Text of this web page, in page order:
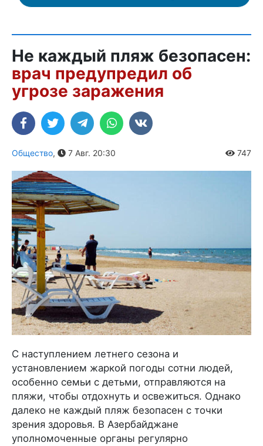
Не каждый пляж безопасен:
врач предупредил об
угрозе заражения
Общество, 7 Авг. 20:30 747
С наступлением летнего сезона и
установлением жаркой погоды сотни людей,
особенно семьи с детьми, отправляются на
пляжи, чтобы отдохнуть и освежиться. Однако
далеко не каждый пляж безопасен с точки
зрения здоровья. В Азербайджане
уполномоченные органы регулярно